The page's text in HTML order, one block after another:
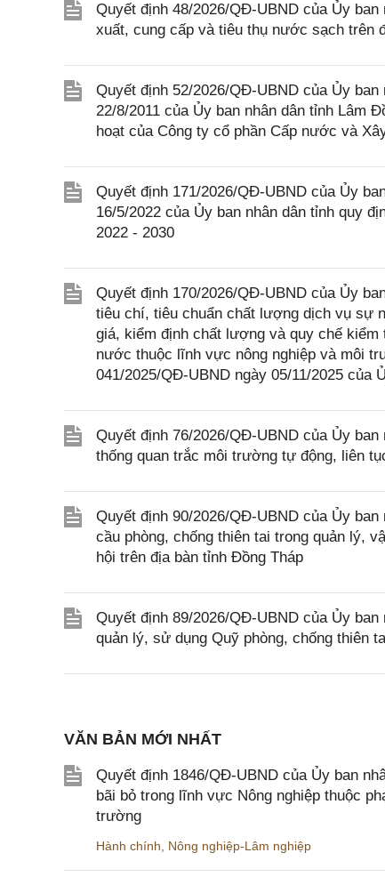
Quyết định 48/2026/QĐ-UBND của Ủy
xuất, cung cấp và tiêu thụ nước sạch trên
Quyết định 52/2026/QĐ-UBND của Ủy
22/8/2011 của Ủy ban nhân dân tỉnh Lâm
hoạt của Công ty cổ phần Cấp nước và
Quyết định 171/2026/QĐ-UBND của Ủy
16/5/2022 của Ủy ban nhân dân tỉnh quy
2022 - 2030
Quyết định 170/2026/QĐ-UBND của Ủy
tiêu chí, tiêu chuẩn chất lượng dịch vụ sự
giá, kiểm định chất lượng và quy chế
nước thuộc lĩnh vực nông nghiệp và môi
041/2025/QĐ-UBND ngày 05/11/2025 của
Quyết định 76/2026/QĐ-UBND của Ủy
thống quan trắc môi trường tự động, liên
Quyết định 90/2026/QĐ-UBND của Ủy
cầu phòng, chống thiên tai trong quản lý,
hội trên địa bàn tỉnh Đồng Tháp
Quyết định 89/2026/QĐ-UBND của Ủy
quản lý, sử dụng Quỹ phòng, chống thiên
VĂN BẢN MỚI NHẤT
Quyết định 1846/QĐ-UBND của Ủy ban
bãi bỏ trong lĩnh vực Nông nghiệp thuộc
trường
Hành chính Nông nghiệp-Lâm nghiệp